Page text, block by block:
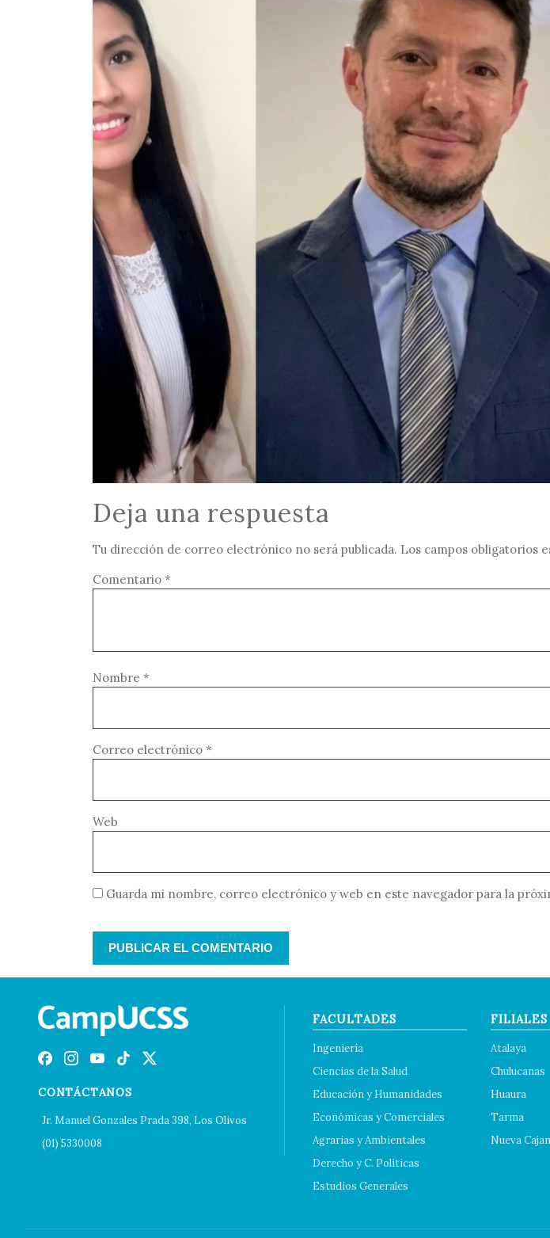
Deja una respuesta
Tu dirección de correo electrónico no será publicada. Los campos obligatorios
Comentario *
Nombre *
Correo electrónico *
Web
Guarda mi nombre, correo electrónico y web en este navegador para la
CONTÁCTANOS
Jr. Manuel Gonzales Prada 398, Los Olivos
(01) 5330008
FACULTADES
Ingeniería
Ciencias de la Salud
Educación y Humanidades
Económicas y Comerciales
Agrarias y Ambientales
Derecho y C. Políticas
Estudios Generales
FILIALES
Atalaya
Chulucanas
Huaura
Tarma
Nueva